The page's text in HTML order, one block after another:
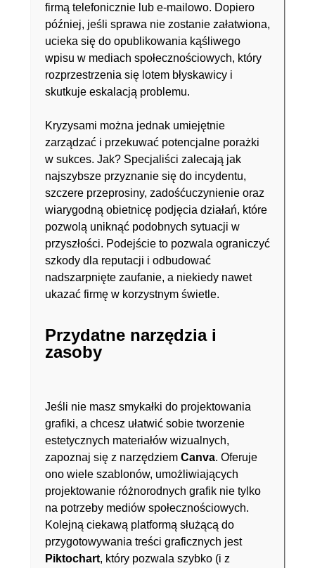
firmą telefonicznie lub e-mailowo. Dopiero
później, jeśli sprawa nie zostanie załatwiona,
ucieka się do opublikowania kąśliwego
wpisu w mediach społecznościowych, który
rozprzestrzenia się lotem błyskawicy i
skutkuje eskalacją problemu.
Kryzysami można jednak umiejętnie
zarządzać i przekuwać potencjalne porażki
w sukces. Jak? Specjaliści zalecają jak
najszybsze przyznanie się do incydentu,
szczere przeprosiny, zadośćuczynienie oraz
wiarygodną obietnicę podjęcia działań, które
pozwolą uniknąć podobnych sytuacji w
przyszłości. Podejście to pozwala ograniczyć
szkody dla reputacji i odbudować
nadszarpnięte zaufanie, a niekiedy nawet
ukazać firmę w korzystnym świetle.
Przydatne narzędzia i
zasoby
Jeśli nie masz smykałki do projektowania
grafiki, a chcesz ułatwić sobie tworzenie
estetycznych materiałów wizualnych,
zapoznaj się z narzędziem Canva. Oferuje
ono wiele szablonów, umożliwiających
projektowanie różnorodnych grafik nie tylko
na potrzeby mediów społecznościowych.
Kolejną ciekawą platformą służącą do
przygotowywania treści graficznych jest
Piktochart, który pozwala szybko (i z